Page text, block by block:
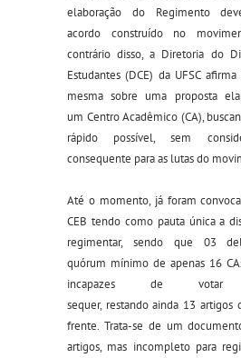
elaboração doRegimento
acordo construído no
contrário disso, a Diretoria do D
Estudantes (DCE) da UFSC afirma
mesma sobre uma proposta
um Centro Acadêmico (CA), busca
rápido possível, sem
consequente para as lutas do
Até o momento, já foram
CEB tendo como pauta única a
regimentar, sendo que 03
quórum mínimo de apenas 16
incapazes de
sequer, restandoainda 13 artigos
frente. Trata-se de um
artigos, mas incompleto para